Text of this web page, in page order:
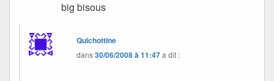
big bisous
Quichottine
dans30/06/2008 à 11:47a dit :